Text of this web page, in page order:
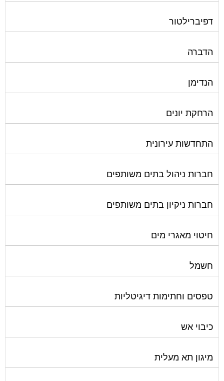
דפיברילטור
הדברה
הנדימן
הרחקת יונים
התחדשות עירונית
חברות ניהול בתים משותפים
חברות ניקיון בתים משותפים
חיטוי מאגרי מים
חשמל
טפסים וחתימות דיגיטליות
כיבוי אש
מיגון תא מעלית